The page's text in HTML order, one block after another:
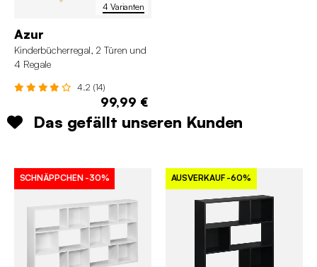
4 Varianten
Azur
Kinderbücherregal, 2 Türen und
4 Regale
4.2 (14)
99,99 €
Das gefällt unseren Kunden
SCHNÄPPCHEN -30% AUSVERKAUF -60%